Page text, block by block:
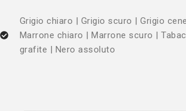
Grigio chiaro | Grigio scuro | Grigio
Marrone chiaro | Marrone scuro |
grafite | Nero assoluto